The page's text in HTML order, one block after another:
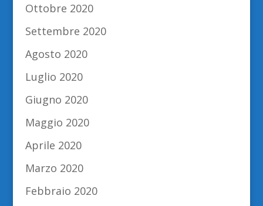
Ottobre 2020
Settembre 2020
Agosto 2020
Luglio 2020
Giugno 2020
Maggio 2020
Aprile 2020
Marzo 2020
Febbraio 2020